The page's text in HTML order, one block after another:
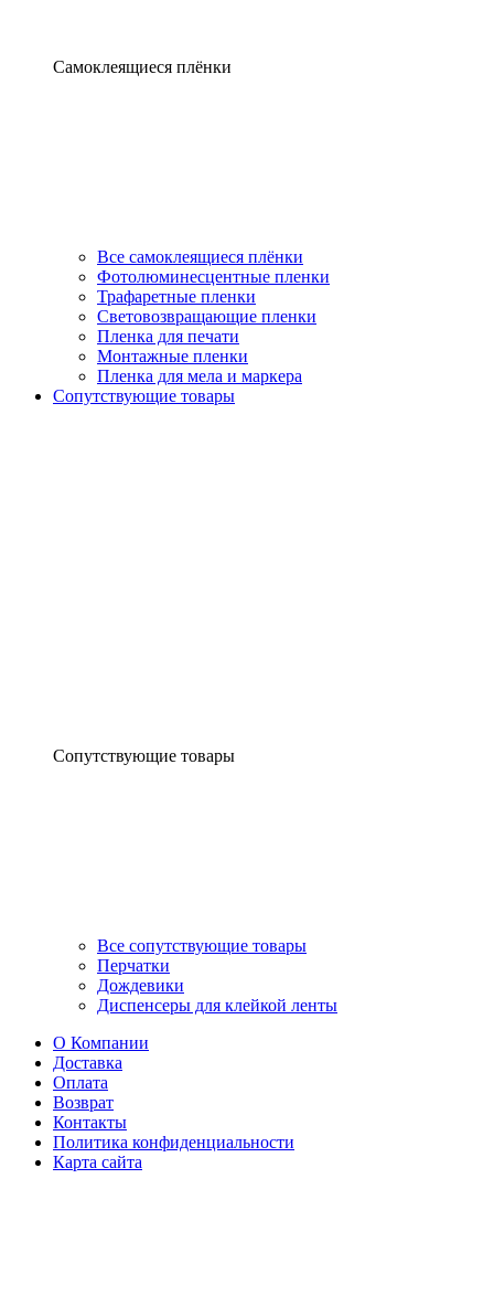
Самоклеящиеся плёнки
Все самоклеящиеся плёнки
Фотолюминесцентные пленки
Трафаретные пленки
Световозвращающие пленки
Пленка для печати
Монтажные пленки
Пленка для мела и маркера
Сопутствующие товары
Сопутствующие товары
Все сопутствующие товары
Перчатки
Дождевики
Диспенсеры для клейкой ленты
О Компании
Доставка
Оплата
Возврат
Контакты
Политика конфиденциальности
Карта сайта